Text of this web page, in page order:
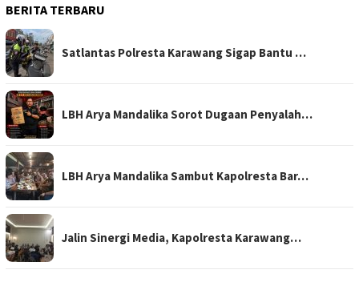
BERITA TERBARU
Satlantas Polresta Karawang Sigap Bantu …
LBH Arya Mandalika Sorot Dugaan Penyalah…
LBH Arya Mandalika Sambut Kapolresta Bar…
Jalin Sinergi Media, Kapolresta Karawang…